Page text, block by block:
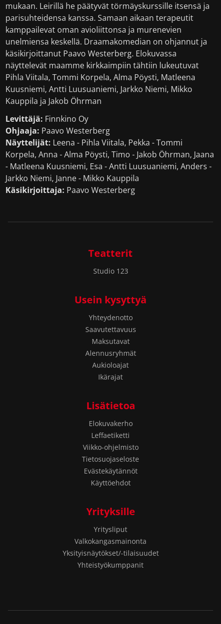
mukaan. Leirillä he päätyvät törmäyskurssille itsensä ja
parisuhteidensa kanssa. Samaan aikaan terapeutit
kamppailevat oman avioliittonsa ja murenevien
unelmiensa keskellä. Draamakomedian on ohjannut ja
käsikirjoittanut Paavo Westerberg. Elokuvassa
näyttelevät maamme kirkkaimpiin tähtiin lukeutuvat
Pihla Viitala, Tommi Korpela, Alma Pöysti, Matleena
Kuusniemi, Antti Luusuaniemi, Jarkko Niemi, Mikko
Kauppila ja Jakob Öhrman
Levittäjä: Finnkino Oy
Ohjaaja: Paavo Westerberg
Näyttelijät: Leena - Pihla Viitala, Pekka - Tommi
Korpela, Anna - Alma Pöysti, Timo - Jakob Öhrman, Jaana
- Matleena Kuusniemi, Esa - Antti Luusuaniemi, Anders -
Jarkko Niemi, Janne - Mikko Kauppila
Käsikirjoittaja: Paavo Westerberg
Teatterit
Studio 123
Usein kysyttyä
Yhteydenotto
Saavutettavuus
Maksutavat
Alennusryhmät
Aukioloajat
Ikärajat
Lisätietoa
Elokuvakerho
Leffaetiketti
Viikko-ohjelmisto
Tietosuojaseloste
Evästekäytännöt
Käyttöehdot
Yrityksille
Yritysliput
Valkokangasmainonta
Yksityisnäytökset/-tilaisuudet
Yhteistyökumppanit